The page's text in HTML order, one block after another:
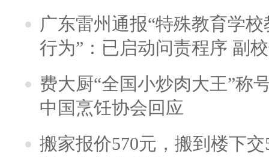
广东雷州通报“特殊教育学
行为”：已启动问责程序 副
费大厨“全国小炒肉大王”称
中国烹饪协会回应
搬家报价570元，搬到楼下